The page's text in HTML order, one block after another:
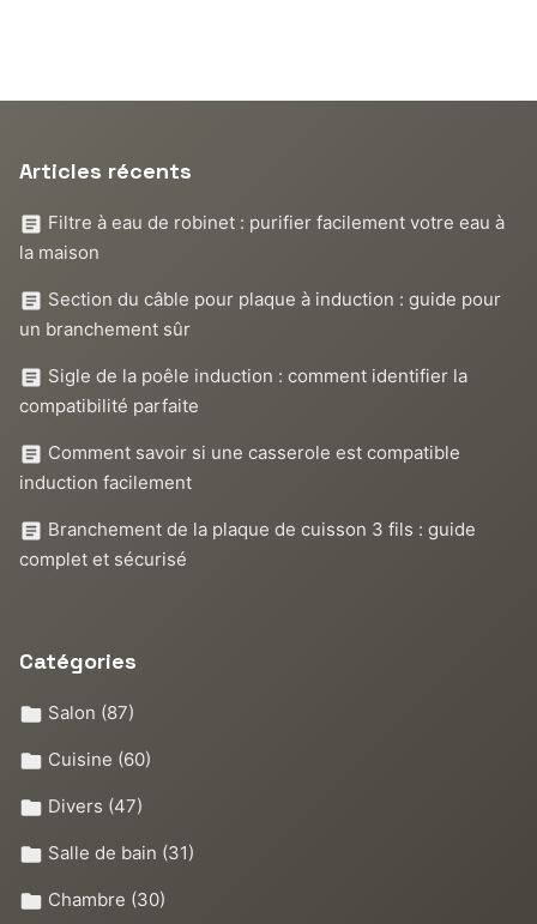
Articles récents
Filtre à eau de robinet : purifier facilement votre eau à
la maison
Section du câble pour plaque à induction : guide pour
un branchement sûr
Sigle de la poêle induction : comment identifier la
compatibilité parfaite
Comment savoir si une casserole est compatible
induction facilement
Branchement de la plaque de cuisson 3 fils : guide
complet et sécurisé
Catégories
Salon (87)
Cuisine (60)
Divers (47)
Salle de bain (31)
Chambre (30)